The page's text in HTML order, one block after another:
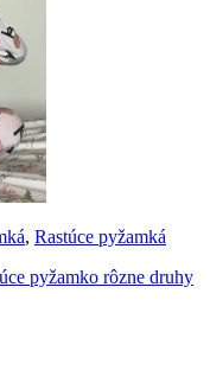
, Rastúce pyžamká
pyžamko rôzne druhy